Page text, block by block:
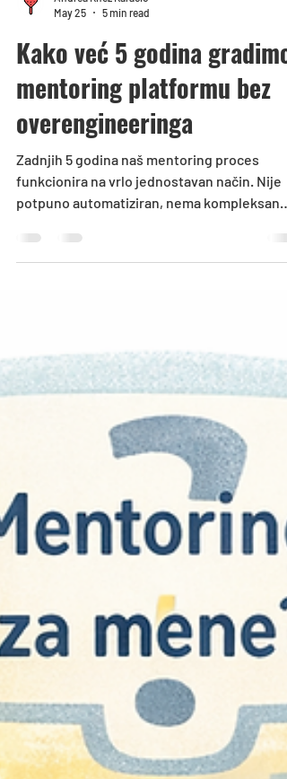
Andrea Knez Karačić
May 25
5 min read
Kako već 5 godina gradimo
mentoring platformu bez
overengineeringa
Zadnjih 5 godina naš mentoring proces
funkcionira na vrlo jednostavan način. Nije
prijavama mentora, spajanjima menteeja,
statistikama i odlukama. Sustav koristimo
4, duboko upoznate s domenom, no koristili
su ih i svi volonteri koji su se naknadno
uključili i tek skupljali znanje procesa. To
dokazuje da je sustav dovoljno jednostavan i